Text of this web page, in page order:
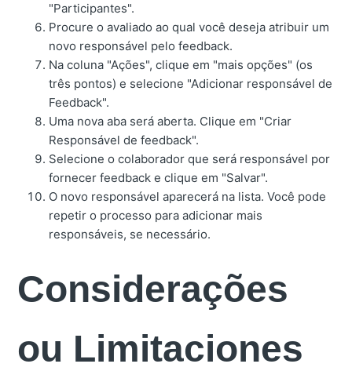
"Participantes".
Procure o avaliado ao qual você deseja atribuir um
novo responsável pelo feedback.
Na coluna "Ações", clique em "mais opções" (os
três pontos) e selecione "Adicionar responsável de
Feedback".
Uma nova aba será aberta. Clique em "Criar
Responsável de feedback".
Selecione o colaborador que será responsável por
fornecer feedback e clique em "Salvar".
O novo responsável aparecerá na lista. Você pode
repetir o processo para adicionar mais
responsáveis, se necessário.
Considerações
ou Limitaciones